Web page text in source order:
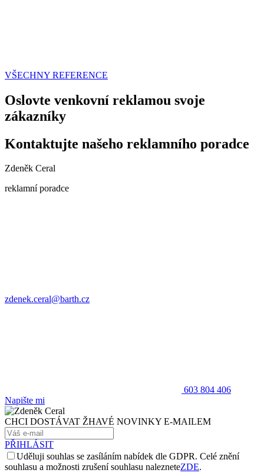
VŠECHNY REFERENCE
Oslovte venkovní reklamou svoje
zákazníky
Kontaktujte našeho reklamního poradce
Zdeněk Ceral
reklamní poradce
zdenek.ceral@barth.cz
603 804 406
Napište mi
CHCI DOSTÁVAT ŽHAVÉ NOVINKY E-MAILEM
PŘIHLÁSIT
Uděluji souhlas se zasíláním nabídek dle GDPR. Celé znění
souhlasu a možnosti zrušení souhlasu nalezneteZDE.